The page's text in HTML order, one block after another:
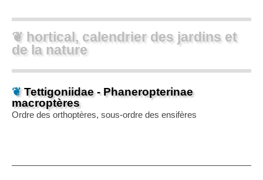
❦ hortical, calendrier des jardins et
de la nature
❦Tettigoniidae - Phaneropterinae
macroptères
Ordre des orthoptères, sous-ordre des ensifères